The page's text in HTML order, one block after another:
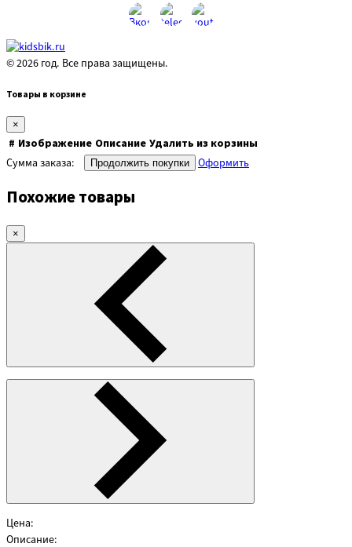
© 2026 год. Все права защищены.
Товары в корзине
×
# Изображение Описание Удалить из корзины
Сумма заказа:
Продолжить покупки Оформить
Похожие товары
×
Цена:
Описание: